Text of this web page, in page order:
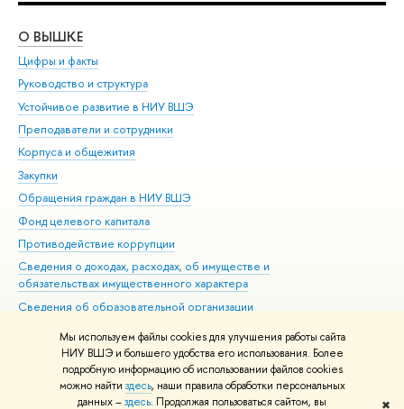
Мы используем файлы cookies для улучшения работы сайта
НИУ ВШЭ и большего удобства его использования. Более
подробную информацию об использовании файлов cookies
можно найти здесь, наши правила обработки персональных
данных –здесь. Продолжая пользоваться сайтом, вы ✖
О ВЫШКЕ
Цифры и факты
Руководство и структура
Устойчивое развитие в НИУ ВШЭ
Преподаватели и сотрудники
Корпуса и общежития
Закупки
Обращения граждан в НИУ ВШЭ
Фонд целевого капитала
Противодействие коррупции
Сведения о доходах, расходах, об имуществе и
обязательствах имущественного характера
Сведения об образовательной организации
Людям с ограниченными возможностями здоровья
Единая платежная страница
Работа в Вышке